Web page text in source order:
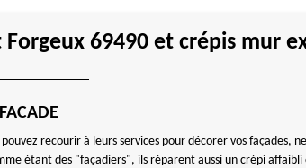
69490 et crépis mur
recourir à leurs services pour décorer vos façades,
étant des "façadiers", ils réparent aussi un crépi